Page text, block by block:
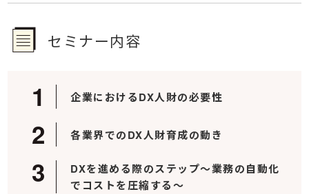
セミナー内容
企業におけるDX人財の必要性
各業界でのDX人財育成の動き
DXを進める際のステップ～業務の自動化
でコストを圧縮する～